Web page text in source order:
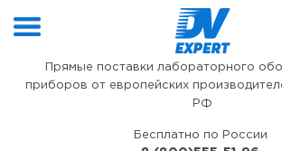
Прямые поставки лабораторного
приборов от европейских
РФ
Бесплатно по России